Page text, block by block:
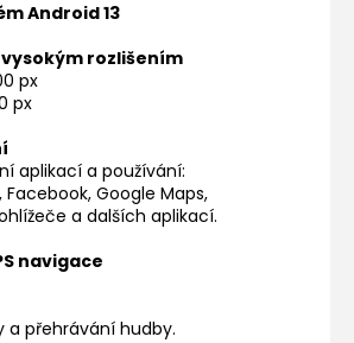
Android 13
vysokým rozlišením
px
px
aplikací a používání:
Google Maps,
a dalších aplikací.
navigace
a přehrávání hudby.